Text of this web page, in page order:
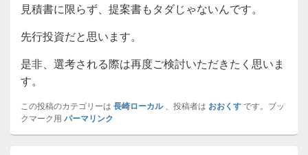
見積書に限らず、提案書もタダじゃないんです。
先行投資だと思います。
是非、選考される際は再度ご検討いただきたく思いま
す。
この投稿のカテゴリーは 長崎ローカル、投稿者は おおくすです。ブッ
クマーク用 パーマリンク